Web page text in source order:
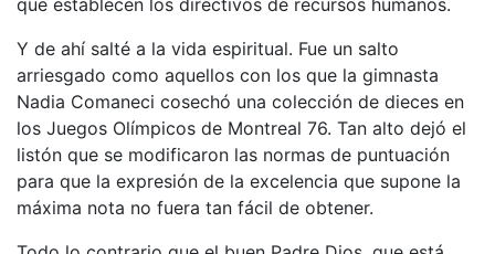
Y de ahí salté a la vida espiritual. Fue un salto
arriesgado como aquellos con los que la gimnasta
Nadia Comaneci cosechó una colección de dieces en
los Juegos Olímpicos de Montreal 76. Tan alto dejó el
listón que se modificaron las normas de puntuación
para que la expresión de la excelencia que supone la
máxima nota no fuera tan fácil de obtener.